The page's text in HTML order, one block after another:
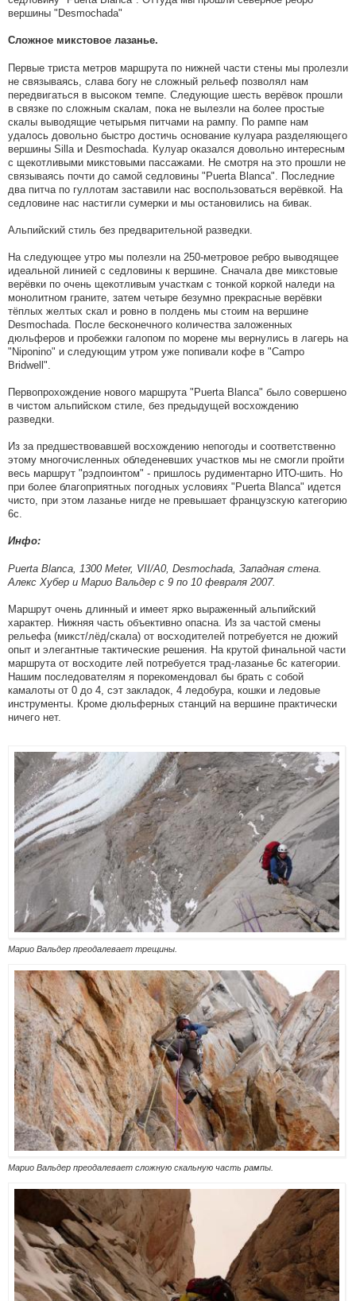
вершины "Desmochada"
Сложное микстовое лазанье.
Первые триста метров маршрута по нижней части стены мы пролезли
не связываясь, слава богу не сложный рельеф позволял нам
передвигаться в высоком темпе. Следующие шесть верёвок прошли
в связке по сложным скалам, пока не вылезли на более простые
скалы выводящие четырьмя питчами на рампу. По рампе нам
удалось довольно быстро достичь основание кулуара разделяющего
вершины Silla и Desmochada. Кулуар оказался довольно интересным
с щекотливыми микстовыми пассажами. Не смотря на это прошли не
связываясь почти до самой седловины "Puerta Blanca". Последние
два питча по гуллотам заставили нас воспользоваться верёвкой. На
седловине нас настигли сумерки и мы остановились на бивак.
Альпийский стиль без предварительной разведки.
На следующее утро мы полезли на 250-метровое ребро выводящее
идеальной линией с седловины к вершине. Сначала две микстовые
верёвки по очень щекотливым участкам с тонкой коркой наледи на
монолитном граните, затем четыре безумно прекрасные верёвки
тёплых желтых скал и ровно в полдень мы стоим на вершине
Desmochada. После бесконечного количества заложенных
дюльферов и пробежки галопом по морене мы вернулись в лагерь на
"Niponino" и следующим утром уже попивали кофе в "Campo
Bridwell".
Первопрохождение нового маршрута "Puerta Blanca" было совершено
в чистом альпийском стиле, без предыдущей восхождению
разведки.
Из за предшествовавшей восхождению непогоды и соответственно
этому многочисленных обледеневших участков мы не смогли пройти
весь маршрут "рэдпоинтом" - пришлось рудиментарно ИТО-шить. Но
при более благоприятных погодных условиях "Puerta Blanca" идeтся
чисто, при этом лазанье нигде не превышает французскую категорию
6с.
Инфо:
Puerta Blanca, 1300 Meter, VII/A0, Desmochada, Западная стена.
Алекс Хубер и Марио Вальдер с 9 по 10 февраля 2007.
Маршрут очень длинный и имеет ярко выраженный альпийский
характер. Нижняя часть объективно опасна. Из за частой смены
рельефа (микст/лёд/скала) от восходителей потребуется не дюжий
опыт и элегантные тактические решения. На крутой финальной части
маршрута от восходите лей потребуется трад-лазанье 6с категории.
Нашим последователям я порекомендовал бы брать с собой
камалоты от 0 до 4, сэт закладок, 4 ледобура, кошки и ледовые
инструменты. Кроме дюльферных станций на вершине практически
ничего нет.
Марио Вальдер преодалевает трещины.
Марио Вальдер преодалевает сложную скальную часть рампы.